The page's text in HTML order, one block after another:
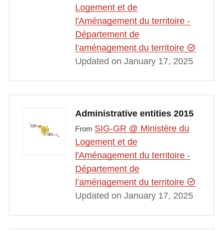
Logement et de
l'Aménagement du territoire -
Département de
l’aménagement du territoire
Updated on January 17, 2025
Administrative entities 2015
From SIG-GR @ Ministère du
Logement et de
l'Aménagement du territoire -
Département de
l’aménagement du territoire
Updated on January 17, 2025